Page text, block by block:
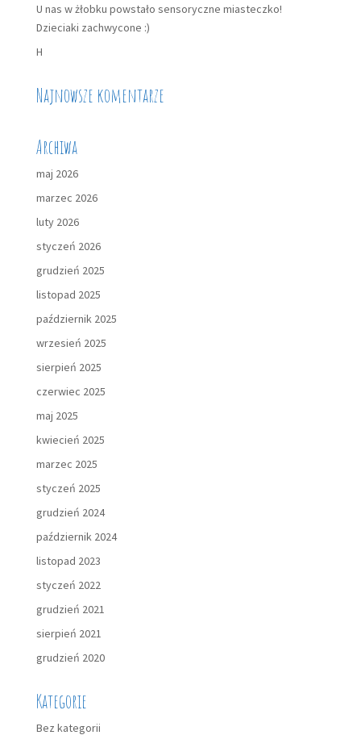
U nas w żłobku powstało sensoryczne miasteczko!
Dzieciaki zachwycone :)
H
Najnowsze komentarze
Archiwa
maj 2026
marzec 2026
luty 2026
styczeń 2026
grudzień 2025
listopad 2025
październik 2025
wrzesień 2025
sierpień 2025
czerwiec 2025
maj 2025
kwiecień 2025
marzec 2025
styczeń 2025
grudzień 2024
październik 2024
listopad 2023
styczeń 2022
grudzień 2021
sierpień 2021
grudzień 2020
Kategorie
Bez kategorii